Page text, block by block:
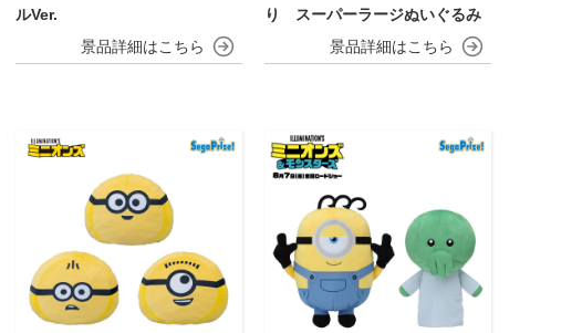
ルVer.
り スーパーラージぬいぐるみ